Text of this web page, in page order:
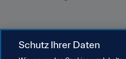
Schutz Ihrer Daten